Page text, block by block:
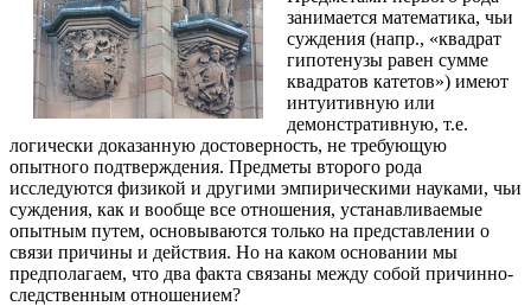
занимается математика, чьи
суждения (напр., «квадрат
гипотенузы равен сумме
квадратов катетов») имеют
интуитивную или
демонстративную, т.е.
логически доказанную достоверность, не требующую
опытного подтверждения. Предметы второго рода
исследуются физикой и другими эмпирическими науками, чьи
суждения, как и вообще все отношения, устанавливаемые
опытным путем, основываются только на представлении о
связи причины и действия. Но на каком основании мы
предполагаем, что два факта связаны между собой причинно-
следственным отношением?